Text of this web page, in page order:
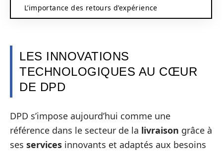
L’importance des retours d’expérience
LES INNOVATIONS
TECHNOLOGIQUES AU CŒUR
DE DPD
DPD s’impose aujourd’hui comme une
référence dans le secteur de la livraison grâce à
ses services innovants et adaptés aux besoins